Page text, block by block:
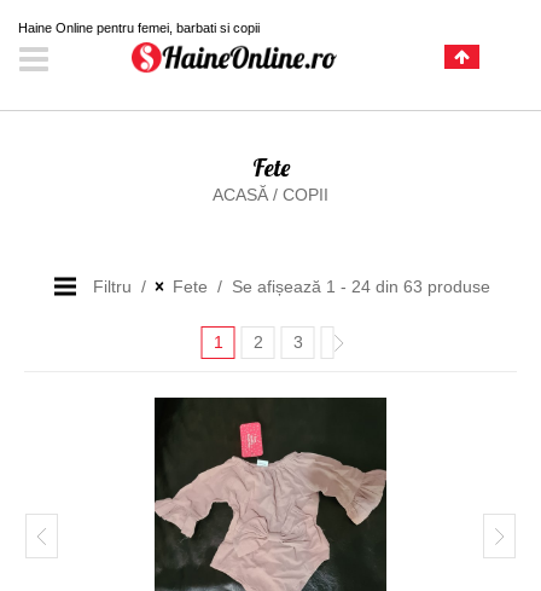
Haine Online pentru femei, barbati si copii
Fete
ACASĂ / COPII
Filtru Fete Se afișează 1 - 24 din 63 produse
1 2 3